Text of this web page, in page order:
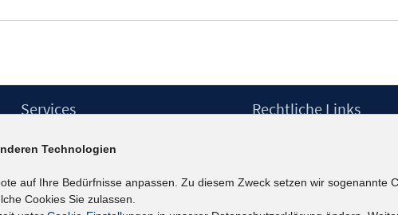
Services
IAB-Newsletter
Kontakt
Rechtliche Links
Erklärung zur
Technologien
auf Ihre Bedürfnisse anpassen. Zu diesem Zweck setzen wir sogenannte
Cookies Sie zulassen.